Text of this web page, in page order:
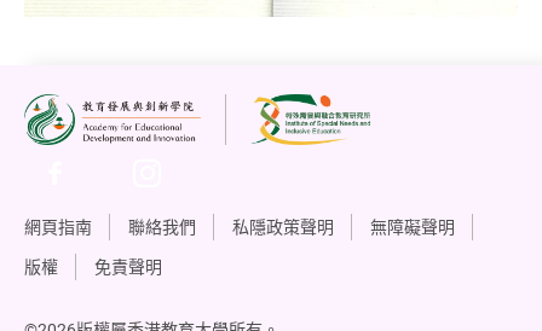
網頁指南 聯絡我們 私隱政策聲明
無障礙聲明
版權
免責聲明